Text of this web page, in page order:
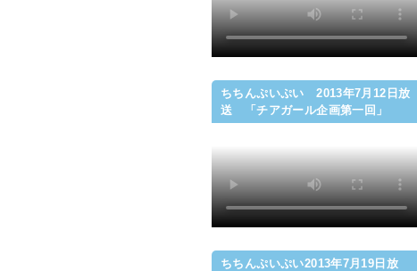
ちちんぷいぷい 2013年7月12日放
送 「チアガール企画第一回」
ちちんぷいぷい2013年7月19日放